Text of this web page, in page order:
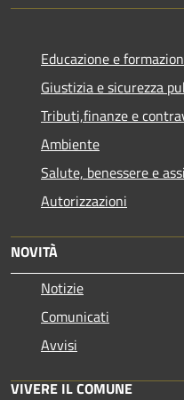
Educazione e
Giustizia e sicurezza
Tributi,finanze e
Ambiente
Salute, benessere e
Autorizzazioni
NOVITÀ
Notizie
Comunicati
Avvisi
VIVERE IL COMUNE